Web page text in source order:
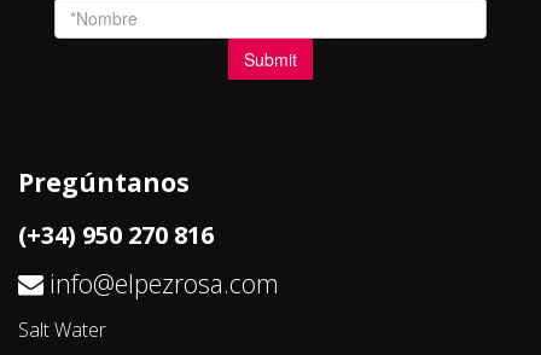
Pregúntanos
(+34) 950 270 816
info@elpezrosa.com
Salt Water